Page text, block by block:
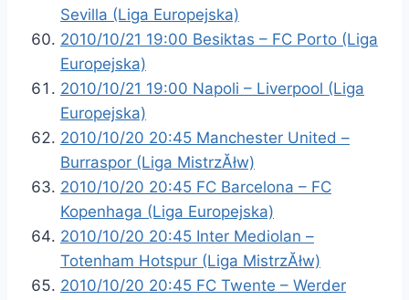
Sevilla (Liga Europejska)
2010/10/21 19:00 Besiktas – FC Porto (Liga
Europejska)
2010/10/21 19:00 Napoli – Liverpool (Liga
Europejska)
2010/10/20 20:45 Manchester United –
Burraspor (Liga MistrzĂłw)
2010/10/20 20:45 FC Barcelona – FC
Kopenhaga (Liga Europejska)
2010/10/20 20:45 Inter Mediolan –
Totenham Hotspur (Liga MistrzĂłw)
2010/10/20 20:45 FC Twente – Werder